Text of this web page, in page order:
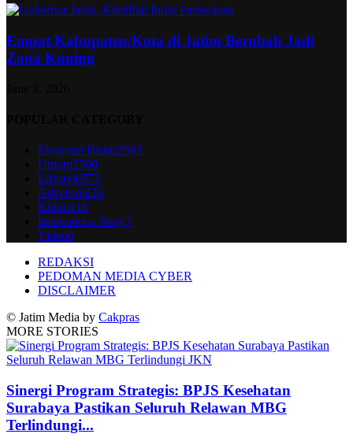
Empat Kabupaten/Kota di Jatim Berubah Jadi
Zona Kuning
Ekonomi Bisnis2592
Umum2500
Lifestyle572
Advetorial26
Kuliner16
Inspirations Story7
Video0
REDAKSI
PEDOMAN MEDIA CYBER
DISCLAIMER
© Jatim Media by Cakpras
MORE STORIES
Sinergi Program Strategis: BPJS Kesehatan
Surabaya Pastikan Seluruh Relawan MBG
Terlindungi...